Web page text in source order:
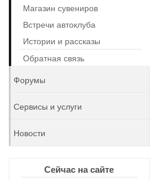
Магазин сувениров
Встречи автоклуба
Истории и рассказы
Обратная связь
Форумы
Сервисы и услуги
Новости
Сейчас на сайте